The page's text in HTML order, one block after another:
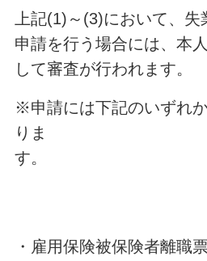
上記(1)～(3)において、
申請を行う場合には、本
して審査が行われます。
※申請には下記のいずれ
りま
す
・雇用保険被保険者離職